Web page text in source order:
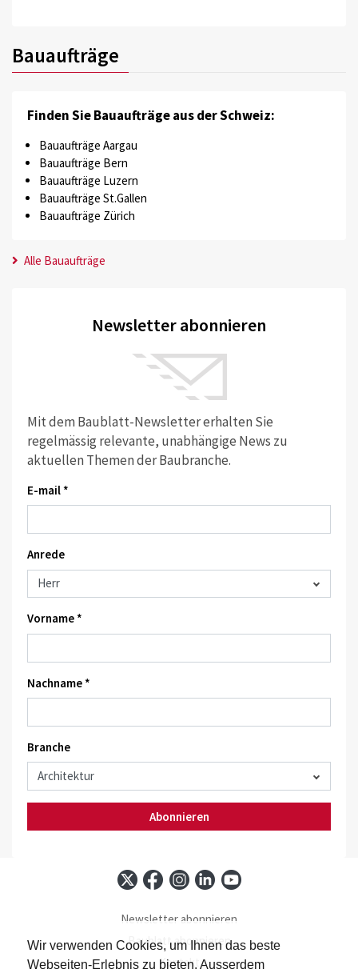
Wir verwenden Cookies, um Ihnen das beste
Webseiten-Erlebnis zu bieten. Ausserdem
Bauaufträge
Finden Sie Bauaufträge aus der Schweiz:
Bauaufträge Aargau
Bauaufträge Bern
Bauaufträge Luzern
Bauaufträge St.Gallen
Bauaufträge Zürich
Alle Bauaufträge
Newsletter abonnieren
Mit dem Baublatt-Newsletter erhalten Sie
regelmässig relevante, unabhängige News zu
aktuellen Themen der Baubranche.
E-mail *
Anrede
Vorname *
Nachname *
Branche
Abonnieren
Newsletter abonnieren
Baublatt abonnieren
Kontakt